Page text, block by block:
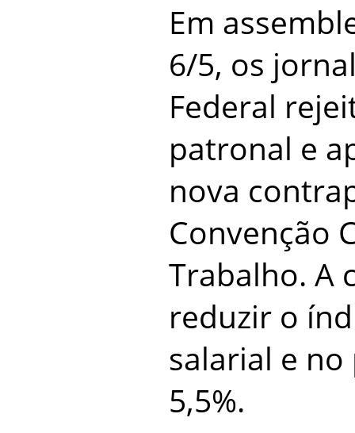
Em
6/5, os
Federal
patronal e
nova
Convenção
Trabalho. A
reduzir o
salarial e no
5,5%.